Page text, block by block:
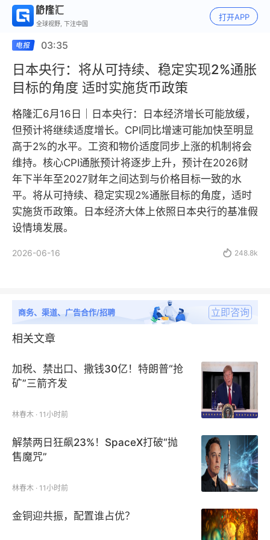
全球视野, 下注中国
打开APP
03:35
日本央行：将从可持续、稳定实现2%通胀
目标的角度 适时实施货币政策
格隆汇6月16日｜日本央行：日本经济增长可能放缓，
但预计将继续适度增长。CPI同比增速可能加快至明显
高于2%的水平。工资和物价适度同步上涨的机制将会
维持。核心CPI通胀预计将逐步上升，预计在2026财
年下半年至2027财年之间达到与价格目标一致的水
平。将从可持续、稳定实现2%通胀目标的角度，适时
实施货币政策。日本经济大体上依照日本央行的基准假
设情境发展。
2026-06-16  248.8k
商务、渠道、广告合作/招聘 立即咨询
相关文章
加税、禁出口、撒钱30亿！特朗普“抢
矿”三箭齐发
林春木 · 11小时前
解禁两日狂飙23%！SpaceX打破“抛
售魔咒”
林春木 · 11小时前
金铜迎共振，配置谁占优？